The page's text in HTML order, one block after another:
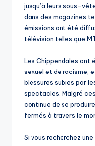
jusqu’à leurs sous-
dans des magazines
émissions ont été
télévision telles que
Les Chippendales ont
sexuel et de racisme,
blessures subies par
spectacles. Malgré
continue de se
fermés à travers le
Si vous recherchez